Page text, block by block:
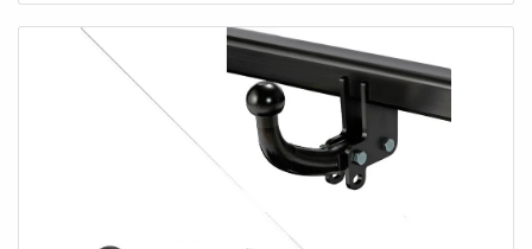
prendre en compte les contre-indications listées dans la
fiche technique.